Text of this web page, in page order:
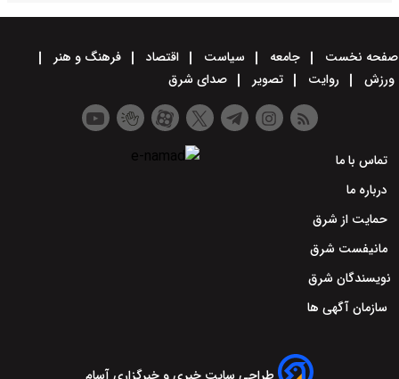
صفحه نخست جامعه سیاست اقتصاد
فرهنگ و هنر
ورزش
روایت تصویر صدای شرق
تماس با ما
درباره ما
حمایت از شرق
مانیفست شرق
نویسندگان شرق
سازمان آگهی ها